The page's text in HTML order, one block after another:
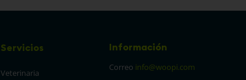
Servicios
Veterinaria
Información
Correo info@woopi.com